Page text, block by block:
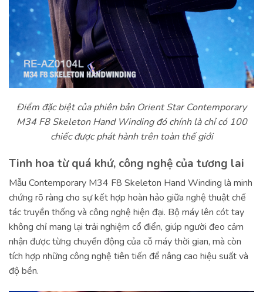
Điểm đặc biệt của phiên bản Orient Star Contemporary
M34 F8 Skeleton Hand Winding đó chính là chỉ có 100
chiếc được phát hành trên toàn thế giới
Tinh hoa từ quá khứ, công nghệ của tương lai
Mẫu Contemporary M34 F8 Skeleton Hand Winding là minh
chứng rõ ràng cho sự kết hợp hoàn hảo giữa nghệ thuật chế
tác truyền thống và công nghệ hiện đại. Bộ máy lên cót tay
không chỉ mang lại trải nghiệm cổ điển, giúp người đeo cảm
nhận được từng chuyển động của cỗ máy thời gian, mà còn
tích hợp những công nghệ tiên tiến để nâng cao hiệu suất và
độ bền.